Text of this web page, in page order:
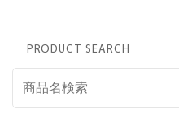
PRODUCT SEARCH